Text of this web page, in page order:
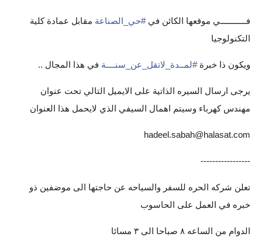
فن ومشاهير
فـــــــــــي موقعها الكائن في#حي_الصناعة مقابل عمادة كلية
التكنولوجيا
ويكون ذا خبرة#لمــدة_لاتقل_عن_سنــــة في هذا المجال ..
يرجى ارسال السيره الذاتية على الايميل التالي تحت عنوان
مهندس كهرباء وسيتم اهمال السيفي الذي لايحمل هذا العنوان
hadeel.sabah@halasat.com
-----------------
تعلن شركه الحره للسفر والسياحه عن حاجتها الى موضفين ذو
خبره في العمل على الحاسوب
الدوام من الساعه ٨ صباحا الى ٣ مسائا